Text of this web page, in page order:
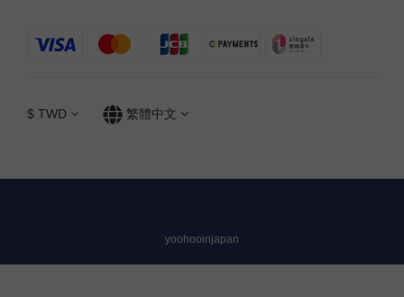
$ TWD 繁體中文
yoohooinjapan